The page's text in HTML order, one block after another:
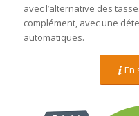
avec l’alternative des
complément, avec une
automatiques.
En